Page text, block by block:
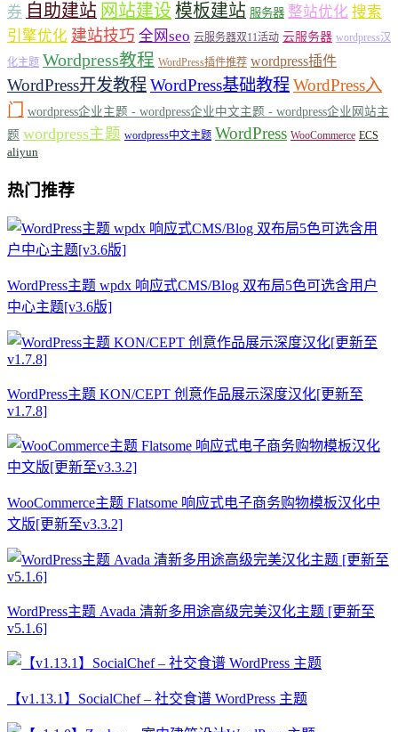
券 自助建站 网站建设 模板建站 服务器 整站优化 搜索
引擎优化 建站技巧 全网seo 云服务器双11活动 云服务器 wordpress汉
化主题 Wordpress教程 WordPress插件推荐 wordpress插件
WordPress开发教程WordPress基础教程WordPress入
门
wordpress企业主题 - wordpress企业中文主题 - wordpress企业网站主
题 wordpress主题 wordpress中文主题 WordPress WooCommerce ECS
aliyun
热门推荐
WordPress主题 wpdx 响应式CMS/Blog 双布局5色可选含用户
中心主题[v3.6版]
WordPress主题 KON/CEPT 创意作品展示深度汉化[更新至
v1.7.8]
WooCommerce主题 Flatsome 响应式电子商务购物模板汉化中
文版[更新至v3.3.2]
WordPress主题 Avada 清新多用途高级完美汉化主题 [更新至
v5.1.6]
【v1.13.1】SocialChef – 社交食谱 WordPress 主题